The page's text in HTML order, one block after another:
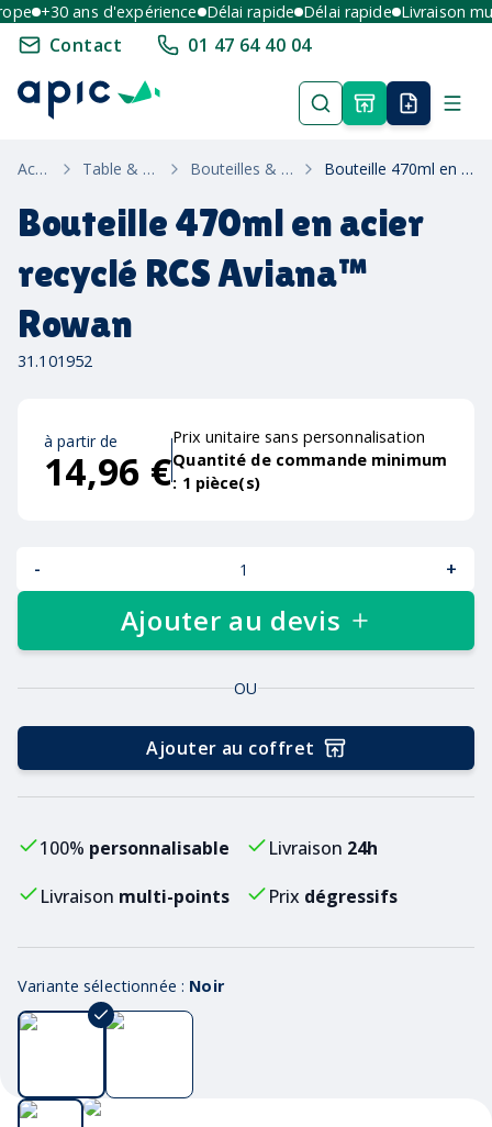
+30 ans d'expérience Délai rapide Délai rapide Livraison
Contact 01 47 64 40 04
Accueil Table & Maison Bouteilles & Gourdes Bouteille 470ml en acier recyclé RCS Aviana™ Rowan
Bouteille 470ml en acier
recyclé RCS Aviana™
Rowan
31.101952
à partir de
14,96 €
Prix unitaire sans personnalisation
Quantité de commande minimum
: 1 pièce(s)
- +
Ajouter au devis
OU
Ajouter au coffret
100% personnalisable Livraison 24h
Livraison multi-points Prix dégressifs
Variante sélectionnée : Noir